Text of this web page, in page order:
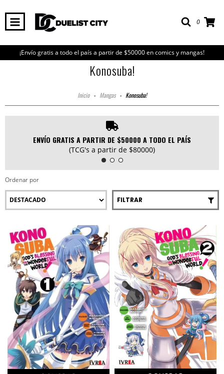
0
¡Envío gratis a todo el país a partir de $50000 en comics y mangas!
Konosuba!
Inicio - Mangas - Konosuba!
ENVÍO GRATIS A PARTIR DE $50000 A TODO EL PAÍS
(TCG's a partir de $80000)
Ordenar por
FILTRAR